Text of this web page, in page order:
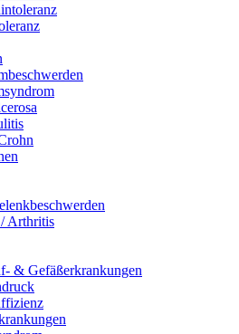
Arthritis
& Gefäßerkrankungen